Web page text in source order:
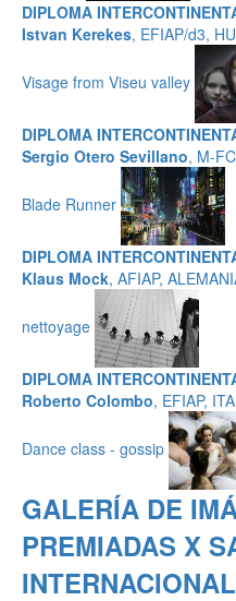
DIPLOMA
Istvan Kerekes, EFIAP/d3,
Visage from Viseu valley
DIPLOMA
Sergio Otero Sevillano, M-
Blade Runner
DIPLOMA
Klaus Mock, AFIAP,
nettoyage
DIPLOMA
Roberto Colombo, EFIAP,
Dance class - gossip
GALERÍA DE
PREMIADAS X